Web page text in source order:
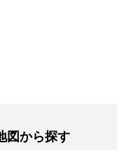
図から探す